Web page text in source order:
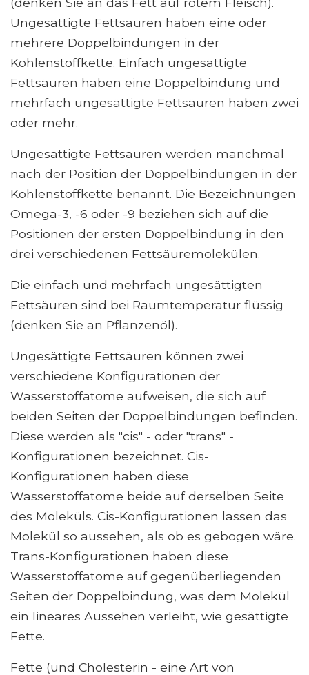
Ungesättigte Fettsäuren haben eine oder
mehrere Doppelbindungen in der
Kohlenstoffkette. Einfach ungesättigte
Fettsäuren haben eine Doppelbindung und
mehrfach ungesättigte Fettsäuren haben zwei
oder mehr.
Ungesättigte Fettsäuren werden manchmal
nach der Position der Doppelbindungen in der
Kohlenstoffkette benannt. Die Bezeichnungen
Omega-3, -6 oder -9 beziehen sich auf die
Positionen der ersten Doppelbindung in den
drei verschiedenen Fettsäuremolekülen.
Die einfach und mehrfach ungesättigten
Fettsäuren sind bei Raumtemperatur flüssig
(denken Sie an Pflanzenöl).
Ungesättigte Fettsäuren können zwei
verschiedene Konfigurationen der
Wasserstoffatome aufweisen, die sich auf
beiden Seiten der Doppelbindungen befinden.
Diese werden als "cis" - oder "trans" -
Konfigurationen bezeichnet. Cis-
Konfigurationen haben diese
Wasserstoffatome beide auf derselben Seite
des Moleküls. Cis-Konfigurationen lassen das
Molekül so aussehen, als ob es gebogen wäre.
Trans-Konfigurationen haben diese
Wasserstoffatome auf gegenüberliegenden
Seiten der Doppelbindung, was dem Molekül
ein lineares Aussehen verleiht, wie gesättigte
Fette.
Fette (und Cholesterin - eine Art von